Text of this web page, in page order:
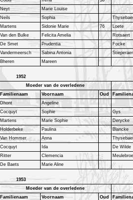
Neyt Marie Louise
Neils Sophia
Martens Sidonie Marie 76 Loete
Van den Bulke Felicita Amelia Rotsaert
De Smet Prudentia Focke
Vandermeersch Sabina Antonia
Bheren Mareen
1952
Moeder van de overledene
Familienaam Voornaam Oud
Dhont Angeline
Cocquyt Sophie Gys
Martens Marie Sophie Derycke
Holderbeke Paulina Blancke
Van Hommer Anna
Cocquyt Ida De Wilde
Ritter Clemencia
De Baets Marie Aline
1953
Moeder van de overledene
Familienaam Voornaam Oud